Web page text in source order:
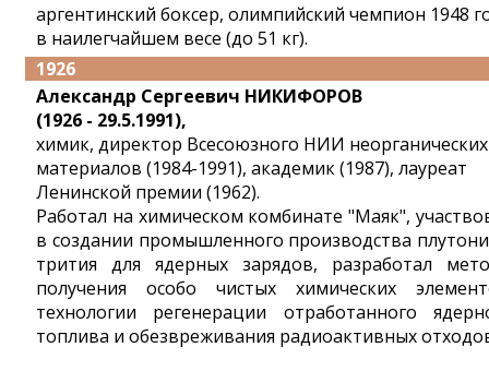
аргентинский боксер, олимпийский чемпион 1948
в наилегчайшем весе (до 51 кг).
1926
Александр Сергеевич НИКИФОРОВ
(1926 - 29.5.1991),
химик, директор Всесоюзного НИИ неорганических
материалов (1984-1991), академик (1987), лауреат
Ленинской премии (1962).
Работал на химическом комбинате "Маяк",
в создании промышленного производства
трития для ядерных зарядов, разработал
получения особо чистых химических
технологии регенерации отработанного
топлива и обезвреживания радиоактивных